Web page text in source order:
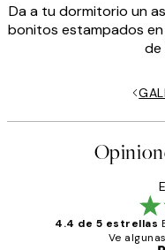
Da a tu dormitorio un
bonitos estampados
de
4.4 de 5 estrellas
Ve